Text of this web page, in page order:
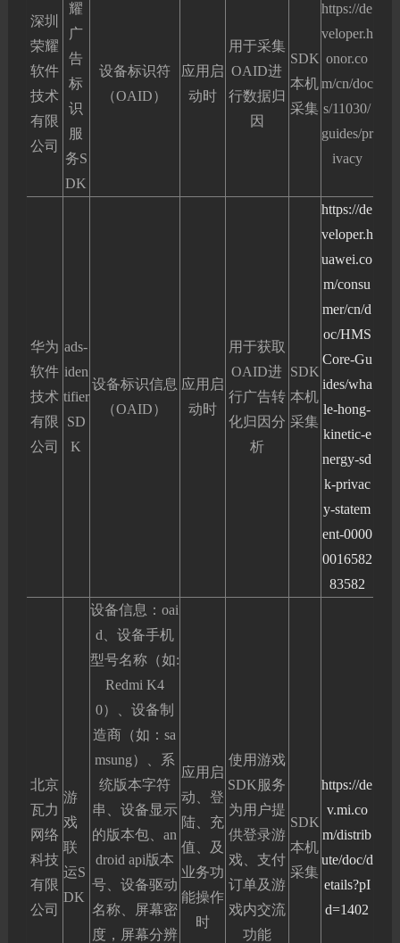
深圳
荣耀
软件
技术
有限
公司
耀
广
告
标
识
服
务S
DK
设备标识符
（OAID）
应用启
动时
用于采集
OAID进
行数据归
因
SDK
本机
采集
https://de
veloper.h
onor.co
m/cn/doc
s/11030/
guides/pr
ivacy
华为
软件
技术
有限
公司
ads-
iden
tifier
SD
K
设备标识信息
（OAID）
应用启
动时
用于获取
OAID进
行广告转
化归因分
析
SDK
本机
采集
https://de
veloper.h
uawei.co
m/consu
mer/cn/d
oc/HMS
Core-Gu
ides/wha
le-hong-
kinetic-e
nergy-sd
k-privac
y-statem
ent-0000
0016582
83582
北京
瓦力
网络
科技
有限
公司
游
戏
联
运S
DK
设备信息：oai
d、设备手机
型号名称（如:
Redmi K4
0）、设备制
造商（如：sa
msung）、系
统版本字符
串、设备显示
的版本包、an
droid api版本
号、设备驱动
名称、屏幕密
度，屏幕分辨
应用启
动、登
陆、充
值、及
业务功
能操作
时
使用游戏
SDK服务
为用户提
供登录游
戏、支付
订单及游
戏内交流
功能
SDK
本机
采集
https://de
v.mi.co
m/distrib
ute/doc/d
etails?pI
d=1402